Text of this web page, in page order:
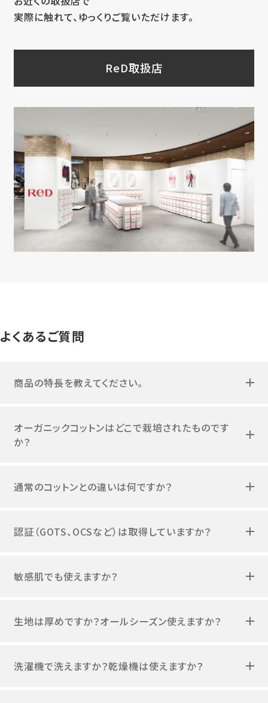
実際に触れて、ゆっくりご覧いただけます。
ReD取扱店
よくあるご質問
商品の特長を教えてください。
オーガニックコットンはどこで栽培されたものです
か？
通常のコットンとの違いは何ですか？
認証（GOTS、OCSなど）は取得していますか？
敏感肌でも使えますか？
生地は厚めですか？オールシーズン使えますか？
洗濯機で洗えますか？乾燥機は使えますか？